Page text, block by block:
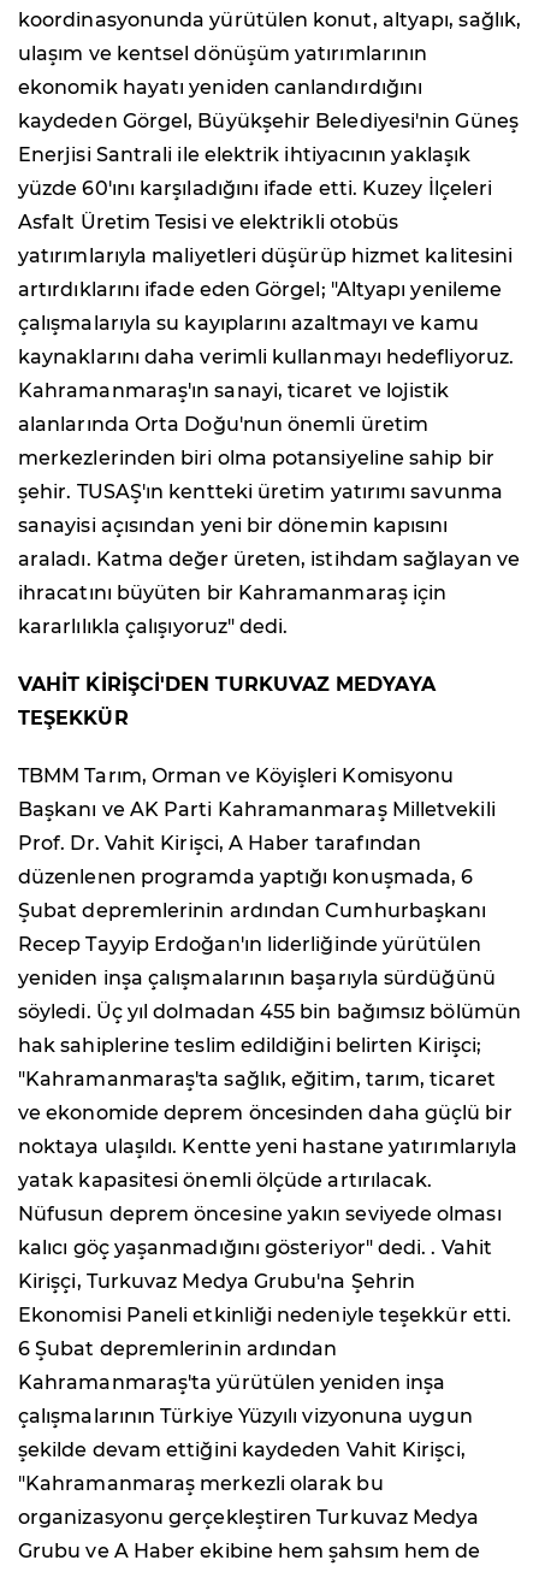
koordinasyonunda yürütülen konut, altyapı, sağlık,
ulaşım ve kentsel dönüşüm yatırımlarının
ekonomik hayatı yeniden canlandırdığını
kaydeden Görgel, Büyükşehir Belediyesi'nin Güneş
Enerjisi Santrali ile elektrik ihtiyacının yaklaşık
yüzde 60'ını karşıladığını ifade etti. Kuzey İlçeleri
Asfalt Üretim Tesisi ve elektrikli otobüs
yatırımlarıyla maliyetleri düşürüp hizmet kalitesini
artırdıklarını ifade eden Görgel; "Altyapı yenileme
çalışmalarıyla su kayıplarını azaltmayı ve kamu
kaynaklarını daha verimli kullanmayı hedefliyoruz.
Kahramanmaraş'ın sanayi, ticaret ve lojistik
alanlarında Orta Doğu'nun önemli üretim
merkezlerinden biri olma potansiyeline sahip bir
şehir. TUSAŞ'ın kentteki üretim yatırımı savunma
sanayisi açısından yeni bir dönemin kapısını
araladı. Katma değer üreten, istihdam sağlayan ve
ihracatını büyüten bir Kahramanmaraş için
kararlılıkla çalışıyoruz" dedi.
VAHİT KİRİŞCİ'DEN TURKUVAZ MEDYAYA
TEŞEKKÜR
TBMM Tarım, Orman ve Köyişleri Komisyonu
Başkanı ve AK Parti Kahramanmaraş Milletvekili
Prof. Dr. Vahit Kirişci, A Haber tarafından
düzenlenen programda yaptığı konuşmada, 6
Şubat depremlerinin ardından Cumhurbaşkanı
Recep Tayyip Erdoğan'ın liderliğinde yürütülen
yeniden inşa çalışmalarının başarıyla sürdüğünü
söyledi. Üç yıl dolmadan 455 bin bağımsız bölümün
hak sahiplerine teslim edildiğini belirten Kirişci;
"Kahramanmaraş'ta sağlık, eğitim, tarım, ticaret
ve ekonomide deprem öncesinden daha güçlü bir
noktaya ulaşıldı. Kentte yeni hastane yatırımlarıyla
yatak kapasitesi önemli ölçüde artırılacak.
Nüfusun deprem öncesine yakın seviyede olması
kalıcı göç yaşanmadığını gösteriyor" dedi. . Vahit
Kirişçi, Turkuvaz Medya Grubu'na Şehrin
Ekonomisi Paneli etkinliği nedeniyle teşekkür etti.
6 Şubat depremlerinin ardından
Kahramanmaraş'ta yürütülen yeniden inşa
çalışmalarının Türkiye Yüzyılı vizyonuna uygun
şekilde devam ettiğini kaydeden Vahit Kirişci,
"Kahramanmaraş merkezli olarak bu
organizasyonu gerçekleştiren Turkuvaz Medya
Grubu ve A Haber ekibine hem şahsım hem de